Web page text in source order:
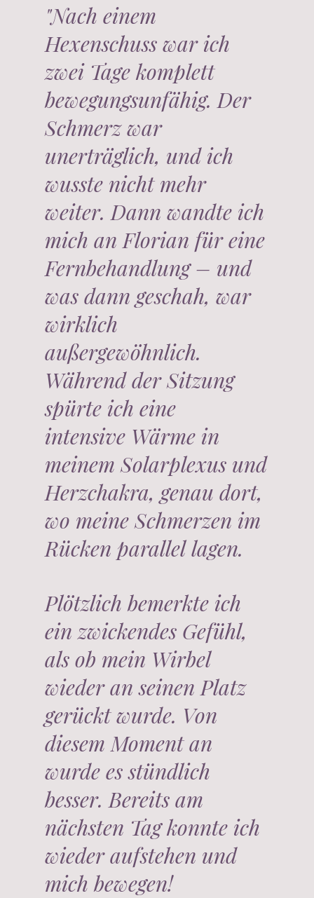
"Nach einem
Hexenschuss war ich
zwei Tage komplett
bewegungsunfähig. Der
Schmerz war
unerträglich, und ich
wusste nicht mehr
weiter. Dann wandte ich
mich an Florian für eine
Fernbehandlung – und
was dann geschah, war
wirklich
außergewöhnlich.
Während der Sitzung
spürte ich eine
intensive Wärme in
meinem Solarplexus und
Herzchakra, genau dort,
wo meine Schmerzen im
Rücken parallel lagen.
Plötzlich bemerkte ich
ein zwickendes Gefühl,
als ob mein Wirbel
wieder an seinen Platz
gerückt wurde. Von
diesem Moment an
wurde es stündlich
besser. Bereits am
nächsten Tag konnte ich
wieder aufstehen und
mich bewegen!